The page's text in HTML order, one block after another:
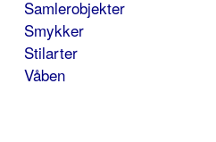
Samlerobjekter
Smykker
Stilarter
Våben